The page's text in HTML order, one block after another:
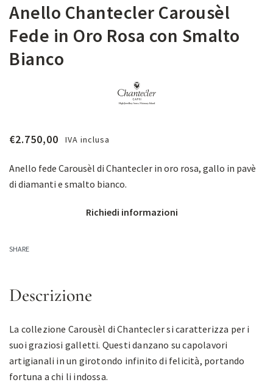
Anello Chantecler Carousèl
Fede in Oro Rosa con Smalto
Bianco
€2.750,00 IVA inclusa
Anello fede Carousèl di Chantecler in oro rosa, gallo in pavè
di diamanti e smalto bianco.
Richiedi informazioni
SHARE
Descrizione
La collezione Carousèl di Chantecler si caratterizza per i
suoi graziosi galletti. Questi danzano su capolavori
artigianali in un girotondo infinito di felicità, portando
fortuna a chi li indossa.